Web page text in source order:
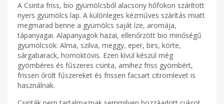
A Csinta friss, bio gyümölcsből alacsony hőfokon szárított
nyers gyümölcs lap. A különleges kézműves szárítás miatt
megmarad benne a gyümölcs saját íze, aromája,
tápanyagai. Alapanyagok hazai, ellenőrzött bio minőségű
gyümölcsök: Alma, szilva, meggy, eper, birs, körte,
sárgabarack, homoktövis. Ezen kívül készül még
gyömbéres és fűszeres csinta, amihez friss gyömbért,
frissen őrölt fűszereket és frissen facsart citromlevet is
használnak.